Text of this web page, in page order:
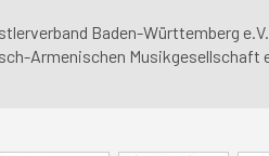
Baden-Württemberg
Armenischen Musikgesellschaft